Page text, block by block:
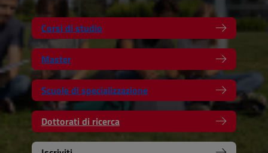
Corsi di studio
Master
Scuole di specializzazione
Dottorati di ricerca